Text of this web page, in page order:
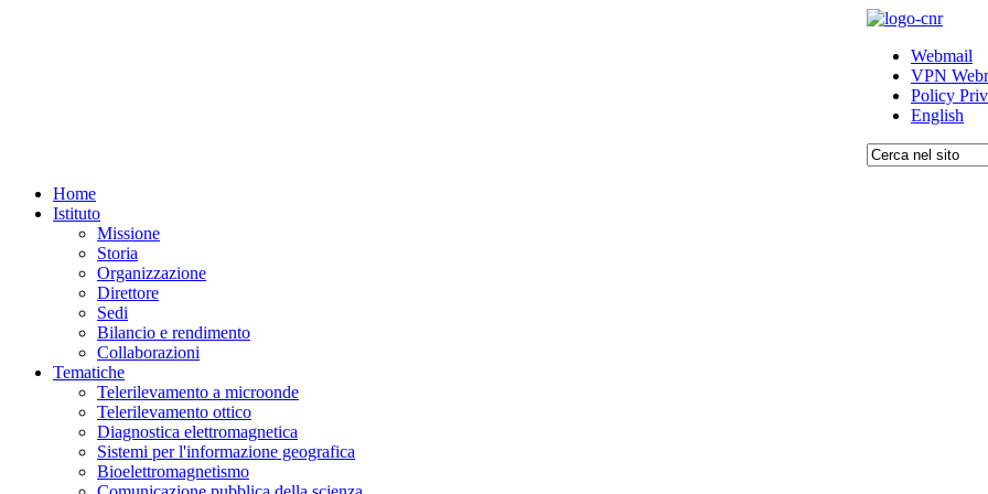
Webmail
VPN
Policy
English
Home
Istituto
Missione
Storia
Organizzazione
Direttore
Sedi
Bilancio e rendimento
Collaborazioni
Tematiche
Telerilevamento a microonde
Telerilevamento ottico
Diagnostica elettromagnetica
Sistemi per l'informazione geografica
Bioelettromagnetismo